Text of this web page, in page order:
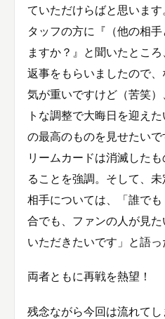
ていただけらばと思いま
タッフの方に『（他の相
ますか？』と聞いたとこ
返事をもらいましたので
気が重いですけど（苦笑
トな調整で大晦日を迎え
の最高のものを見せたい
リームカードは消滅した
ることを強調。そして、
相手については、「誰で
合でも、ファンの人が見
いただきたいです」と語っ
両者ともに再戦を熱望！
残念ながら今回は流れて